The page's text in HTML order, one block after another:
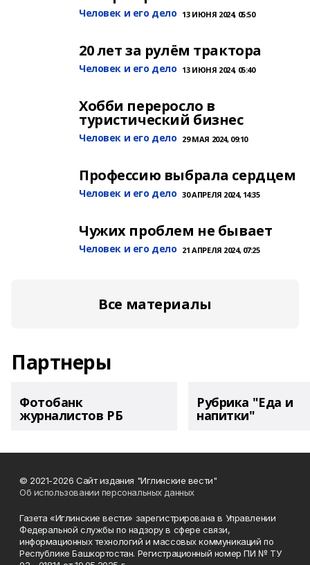
Человек и его дело 13 ИЮНЯ 2024, 05:50
20 лет за рулём трактора
Человек и его дело 13 ИЮНЯ 2024, 05:40
Хобби переросло в
туристический бизнес
Человек и его дело 29 МАЯ 2024, 09:10
Профессию выбрала сердцем
Человек и его дело 30 АПРЕЛЯ 2024, 14:35
Чужих проблем не бывает
Человек и его дело 21 АПРЕЛЯ 2024, 07:25
Все материалы
Партнеры
Фотобанк
журналистов РБ
Рубрика "Еда и
напитки"
© 2021-2026 Сайт издания "Иглинские вести"
Об использовании персональных данных
Газета «Иглинские вести» зарегистрирована в Управлении
Федеральной службы по надзору в сфере связи,
информационных технологий и массовых коммуникаций по
Республике Башкортостан. Регистрационный номер ПИ № ТУ